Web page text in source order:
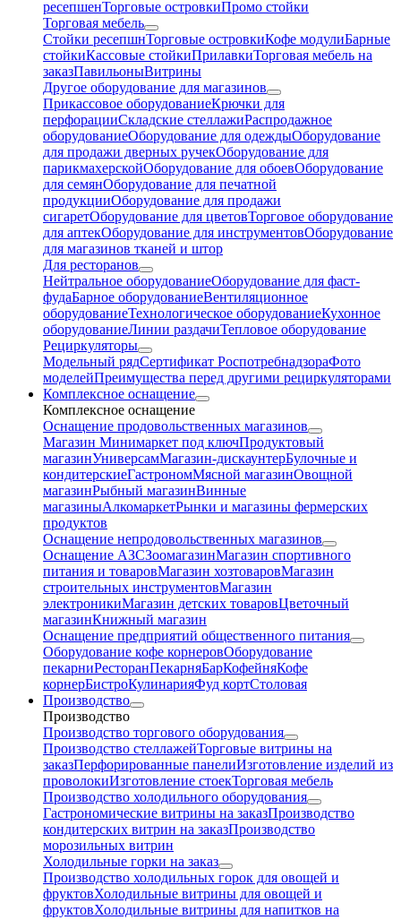
ресепшенТорговые островкиПромо стойки
Торговая мебель
Стойки ресепшнТорговые островкиКофе модулиБарные
стойкиКассовые стойкиПрилавкиТорговая мебель на
заказПавильоныВитрины
Другое оборудование для магазинов
Прикассовое оборудованиеКрючки для
перфорацииСкладские стеллажиРаспродажное
оборудованиеОборудование для одеждыОборудование
для продажи дверных ручекОборудование для
парикмахерскойОборудование для обоевОборудование
для семянОборудование для печатной
продукцииОборудование для продажи
сигаретОборудование для цветовТорговое оборудование
для аптекОборудование для инструментовОборудование
для магазинов тканей и штор
Для ресторанов
Нейтральное оборудованиеОборудование для фаст-
фудаБарное оборудованиеВентиляционное
оборудованиеТехнологическое оборудованиеКухонное
оборудованиеЛинии раздачиТепловое оборудование
Рециркуляторы
Модельный рядСертификат РоспотребнадзораФото
моделейПреимущества перед другими рециркуляторами
Комплексное оснащение
Комплексное оснащение
Оснащение продовольственных магазинов
Магазин Минимаркет под ключПродуктовый
магазинУниверсамМагазин-дискаунтерБулочные и
кондитерскиеГастрономМясной магазинОвощной
магазинРыбный магазинВинные
магазиныАлкомаркетРынки и магазины фермерских
продуктов
Оснащение непродовольственных магазинов
Оснащение АЗСЗоомагазинМагазин спортивного
питания и товаровМагазин хозтоваровМагазин
строительных инструментовМагазин
электроникиМагазин детских товаровЦветочный
магазинКнижный магазин
Оснащение предприятий общественного питания
Оборудование кофе корнеровОборудование
пекарниРесторанПекарняБарКофейняКофе
корнерБистроКулинарияФуд кортСтоловая
Производство
Производство
Производство торгового оборудования
Производство стеллажейТорговые витрины на
заказПерфорированные панелиИзготовление изделий из
проволокиИзготовление стоекТорговая мебель
Производство холодильного оборудования
Гастрономические витрины на заказПроизводство
кондитерских витрин на заказПроизводство
морозильных витрин
Холодильные горки на заказ
Производство холодильных горок для овощей и
фруктовХолодильные витрины для овощей и
фруктовХолодильные витрины для напитков на